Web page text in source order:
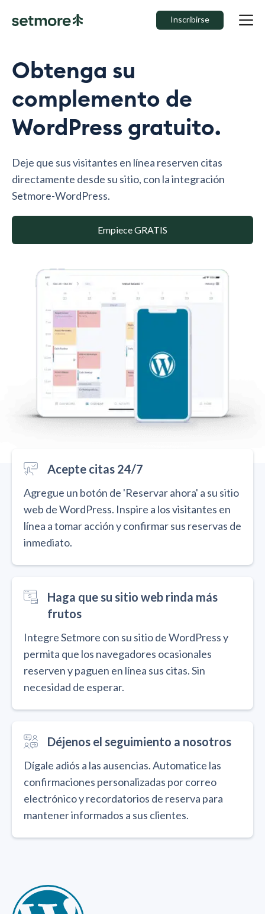
Inscribirse
Obtenga su
complemento de
WordPress gratuito.
Deje que sus visitantes en línea reserven citas
directamente desde su sitio, con la integración
Setmore-WordPress.
Empiece GRATIS
Acepte citas 24/7
Agregue un botón de 'Reservar ahora' a su sitio
web de WordPress. Inspire a los visitantes en
línea a tomar acción y confirmar sus reservas de
inmediato.
Haga que su sitio web rinda más
frutos
Integre Setmore con su sitio de WordPress y
permita que los navegadores ocasionales
reserven y paguen en línea sus citas. Sin
necesidad de esperar.
Déjenos el seguimiento a nosotros
Dígale adiós a las ausencias. Automatice las
confirmaciones personalizadas por correo
electrónico y recordatorios de reserva para
mantener informados a sus clientes.